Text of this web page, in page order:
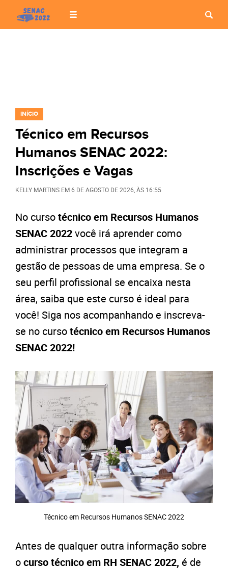
INÍCIO
Técnico em Recursos
Humanos SENAC 2022:
Inscrições e Vagas
KELLY MARTINS EM6 DE AGOSTO DE 2026 , ÀS 16:55
No cursotécnico em Recursos Humanos
SENAC 2022você irá aprender como
administrar processos que integram a
gestão de pessoas de uma empresa. Se o
seu perfil profissional se encaixa nesta
área, saiba que este curso é ideal para
você! Siga nos acompanhando e inscreva-
se no cursotécnico em Recursos Humanos
SENAC 2022!
Técnico em Recursos Humanos SENAC 2022
Antes de qualquer outra informação sobre
ocurso técnico em RH SENAC 2022, é de